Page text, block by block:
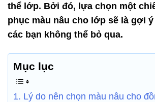
thể lớp. Bởi đó, lựa chọn một
phục màu nâu cho lớp sẽ là gợi
các bạn không thể bỏ qua.
Mục lục
1. Lý do nên chọn màu nâu cho